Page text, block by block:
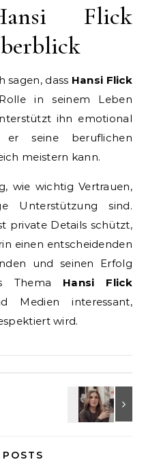
Flick
sagen, dass Hansi Flick
in seinem Leben
ihn emotional
seine beruflichen
meistern kann.
wie wichtig Vertrauen,
Unterstützung sind.
private Details schützt,
einen entscheidenden
und seinen Erfolg
Thema Hansi Flick
interessant,
wird.